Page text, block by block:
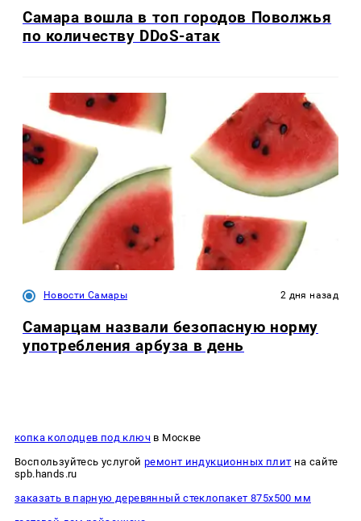
Самара вошла в топ городов Поволжья
по количеству DDoS-атак
Новости Самары 2 дня назад
Самарцам назвали безопасную норму
употребления арбуза в день
копка колодцев под ключ в Москве
Воспользуйтесь услугой ремонт индукционных плит на сайте
spb.hands.ru
заказать в парную деревянный стеклопакет 875х500 мм